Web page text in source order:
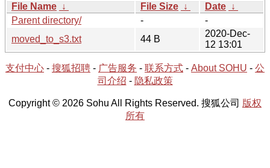
File Name ↓ File Size ↓ Date ↓
Parent directory/
-
-
moved_to_s3.txt
44 B
2020-Dec-
12 13:01
支付中心 - 搜狐招聘 - 广告服务 - 联系方式 - About SOHU - 公
司介绍 - 隐私政策
Copyright © 2026 Sohu All Rights Reserved. 搜狐公司 版权
所有